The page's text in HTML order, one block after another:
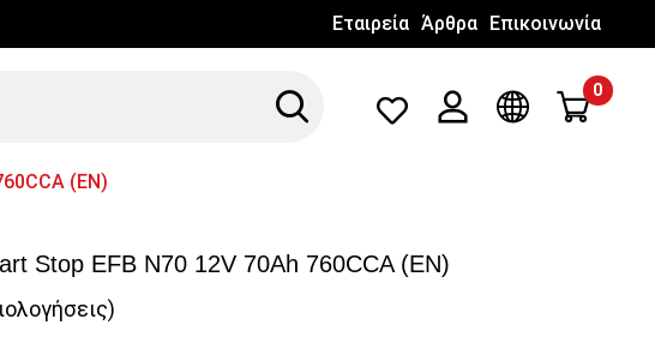
Εταιρεία Άρθρα Επικοινωνία
Search Λογαριασμός
Γλώσσα
0
(EN)
Stop EFB N70 12V 70Ah 760CCA (EN)